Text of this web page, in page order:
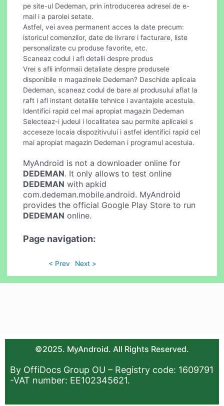
pe site-ul Dedeman, prin introducerea adresei de e-
mail i a parolei setate.
Astfel, vei avea permanent acces la date precum:
istoricul comenzilor, date de livrare i facturare, liste
personalizate cu produse favorite, etc.
Scaneaz codul i afl detalii despre produs
Vrei s afli informaii detaliate despre produsele
disponibile n magazinele Dedeman? Deschide aplicaia
Dedeman, scaneaz codul de bare al produsului aflat la
raft i afl instant detaliile tehnice i avantajele acestuia.
Identifici rapid cel mai apropiat magazin Dedeman
Selecteaz-i judeul i localitatea sau permite aplicaiei s
acceseze locaia dispozitivului i astfel identifici rapid cel
mai apropiat magazin Dedeman i programul acestuia.
MyAndroid is not a downloader online for
DEDEMAN. It only allows to test online
DEDEMAN with apkid
com.dedeman.mobile.android. MyAndroid
provides the official Google Play Store to run
DEDEMAN online.
Page navigation:
< Prev Next >
©2025. MyAndroid. All Rights Reserved.
By OffiDocs Group OU – Registry code: 1609791
-VAT number: EE102345621.